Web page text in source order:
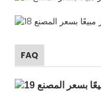
FAQ